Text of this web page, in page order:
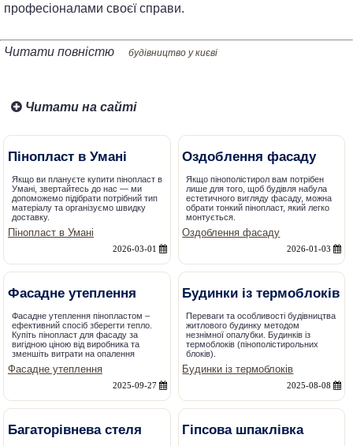
професіоналами своєї справи.
Читати повністю будівництво у києві
Читати на сайті
Пінопласт в Умані
Якщо ви плануєте купити пінопласт в
Умані, звертайтесь до нас — ми
допоможемо підібрати потрібний тип
матеріалу та організуємо швидку
доставку.
Пінопласт в Умані
2026-03-01
Оздоблення фасаду
Якщо пінополістирол вам потрібен
лише для того, щоб будівля набула
естетичного вигляду фасаду, можна
обрати тонкий пінопласт, який легко
монтується.
Оздоблення фасаду
2026-01-03
Фасадне утеплення
Фасадне утеплення пінопластом –
ефективний спосіб зберегти тепло.
Купіть пінопласт для фасаду за
вигідною ціною від виробника та
зменшіть витрати на опалення
Фасадне утеплення
2025-09-27
Будинки із термоблоків
Переваги та особливості будівництва
житлового будинку методом
незнімної опалубки. Будинків із
термоблоків (пінополістирольних
блоків).
Будинки із термоблоків
2025-08-08
Багаторівнева стеля Гіпсова шпаклівка